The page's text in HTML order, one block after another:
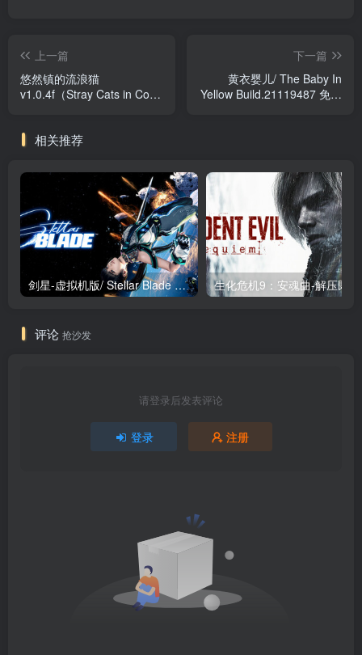
上一篇
悠然镇的流浪猫
v1.0.4f（Stray Cats in Cozy
下一篇
黄衣婴儿/ The Baby In
Yellow Build.21119487 免安
相关推荐
剑星-虚拟机版/ Stellar Blade v1.4.1|Build.19963153 终极版新补丁 送修改器 免安装中文版
评论 抢沙发
请登录后发表评论
登录 注册